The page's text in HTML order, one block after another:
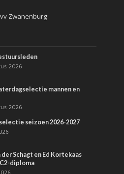
Zwanenburg
2026
mannen en
2026
seizoen 2026-2027
der Schagt en Ed Kortekaas
diploma